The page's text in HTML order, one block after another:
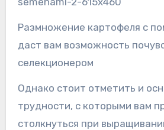
Размножение картофеля с
даст вам возможность
селекционером
Однако стоит отметить и
трудности, с которыми вам
столкнуться при